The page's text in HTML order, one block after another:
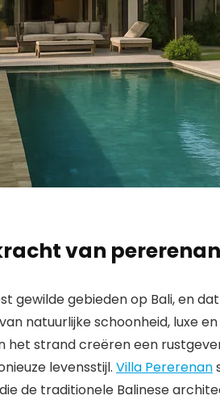
van pererenan
gewilde gebieden op Bali, en
natuurlijke schoonheid, luxe
het strand creëren een
levensstijl. Villa Pererenan
de traditionele Balinese